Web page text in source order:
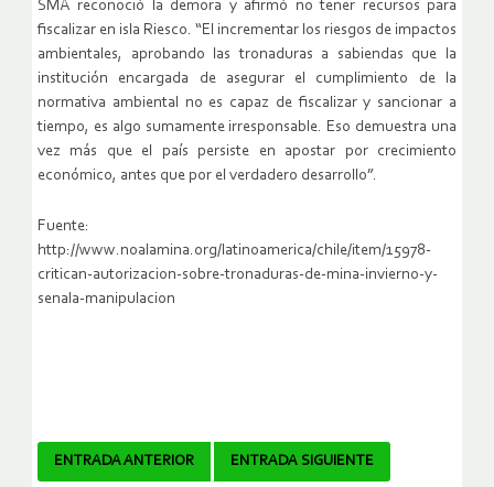
SMA reconoció la demora y afirmó no tener recursos para
fiscalizar en isla Riesco. “El incrementar los riesgos de impactos
ambientales, aprobando las tronaduras a sabiendas que la
institución encargada de asegurar el cumplimiento de la
normativa ambiental no es capaz de fiscalizar y sancionar a
tiempo, es algo sumamente irresponsable. Eso demuestra una
vez más que el país persiste en apostar por crecimiento
económico, antes que por el verdadero desarrollo”.
Fuente:
http://www.noalamina.org/latinoamerica/chile/item/15978-
critican-autorizacion-sobre-tronaduras-de-mina-invierno-y-
senala-manipulacion
Navegador
ENTRADA ANTERIOR ENTRADA SIGUIENTE